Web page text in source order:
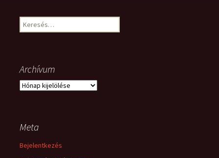
Keresés:
Archívum
Archívum
Meta
Bejelentkezés